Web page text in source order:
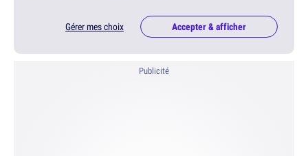
Gérer mes choix Accepter & afficher
Publicité